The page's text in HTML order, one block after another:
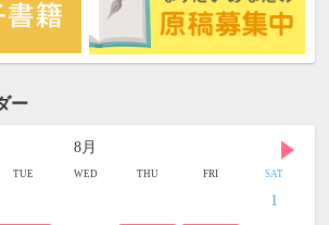
ー
8月
TUE WED THU FRI SAT
1